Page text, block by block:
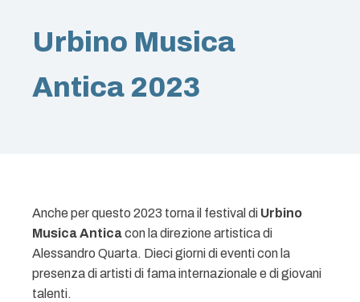
Urbino Musica
Antica 2023
Anche per questo 2023 torna il festival di Urbino
Musica Anticacon la direzione artistica di
Alessandro Quarta. Dieci giorni di eventi con la
presenza di artisti di fama internazionale e di giovani
talenti.